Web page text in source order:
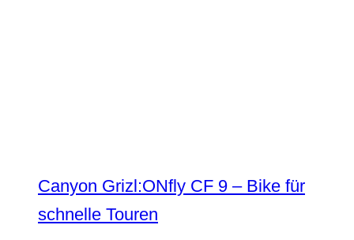
Canyon Grizl:ONfly CF 9 – Bike für
schnelle Touren